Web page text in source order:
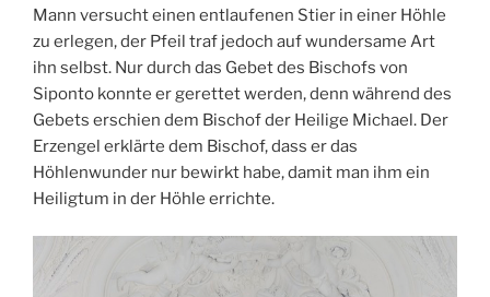
Mann versucht einen entlaufenen Stier in einer Höhle
zu erlegen, der Pfeil traf jedoch auf wundersame Art
ihn selbst. Nur durch das Gebet des Bischofs von
Siponto konnte er gerettet werden, denn während des
Gebets erschien dem Bischof der Heilige Michael. Der
Erzengel erklärte dem Bischof, dass er das
Höhlenwunder nur bewirkt habe, damit man ihm ein
Heiligtum in der Höhle errichte.